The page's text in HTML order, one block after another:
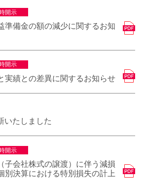
開示
準備金の額の減少に関するお知
開示
実績との差異に関するお知らせ
いたしました
開示
子会社株式の譲渡）に伴う減損
別決算における特別損失の計上